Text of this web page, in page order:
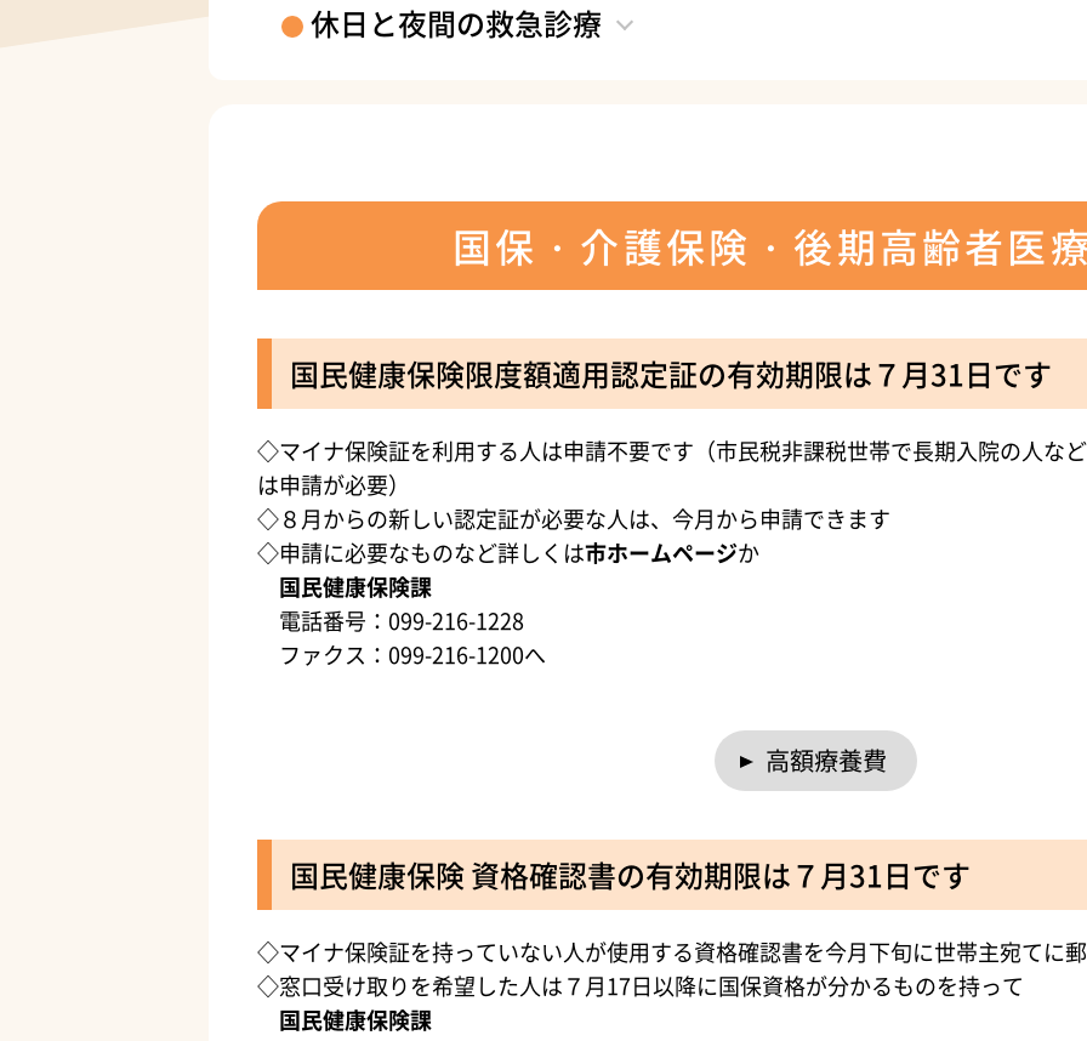
休日と夜間の救急診療
国保・介護保険・後期高齢者医
国民健康保険限度額適用認定証の有効期限は７月31日です
◇マイナ保険証を利用する人は申請不要です（市民税非課税世帯で長期入院の人など
は申請が必要）
◇８月からの新しい認定証が必要な人は、今月から申請できます
◇申請に必要なものなど詳しくは市ホームページか
国民健康保険課
電話番号：099-216-1228
ファクス：099-216-1200へ
高額療養費
国民健康保険 資格確認書の有効期限は７月31日です
◇マイナ保険証を持っていない人が使用する資格確認書を今月下旬に世帯主宛てに
◇窓口受け取りを希望した人は７月17日以降に国保資格が分かるものを持って
国民健康保険課